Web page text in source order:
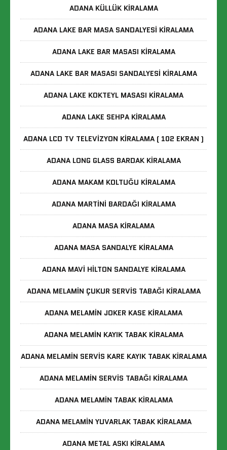
ADANA KÜLLÜK KIRALAMA
ADANA LAKE BAR MASA SANDALYESI KIRALAMA
ADANA LAKE BAR MASASI KIRALAMA
ADANA LAKE BAR MASASI SANDALYESI KIRALAMA
ADANA LAKE KOKTEYL MASASI KIRALAMA
ADANA LAKE SEHPA KIRALAMA
ADANA LCD TV TELEVIZYON KIRALAMA ( 102 EKRAN )
ADANA LONG GLASS BARDAK KIRALAMA
ADANA MAKAM KOLTUĞU KIRALAMA
ADANA MARTINI BARDAĞI KIRALAMA
ADANA MASA KIRALAMA
ADANA MASA SANDALYE KIRALAMA
ADANA MAVI HILTON SANDALYE KIRALAMA
ADANA MELAMIN ÇUKUR SERVIS TABAĞI KIRALAMA
ADANA MELAMIN JOKER KASE KIRALAMA
ADANA MELAMIN KAYIK TABAK KIRALAMA
ADANA MELAMIN SERVIS KARE KAYIK TABAK KIRALAMA
ADANA MELAMIN SERVIS TABAĞI KIRALAMA
ADANA MELAMIN TABAK KIRALAMA
ADANA MELAMIN YUVARLAK TABAK KIRALAMA
ADANA METAL ASKI KIRALAMA